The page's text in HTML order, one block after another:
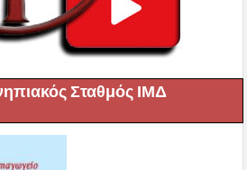
Σταθμός ΙΜΔ